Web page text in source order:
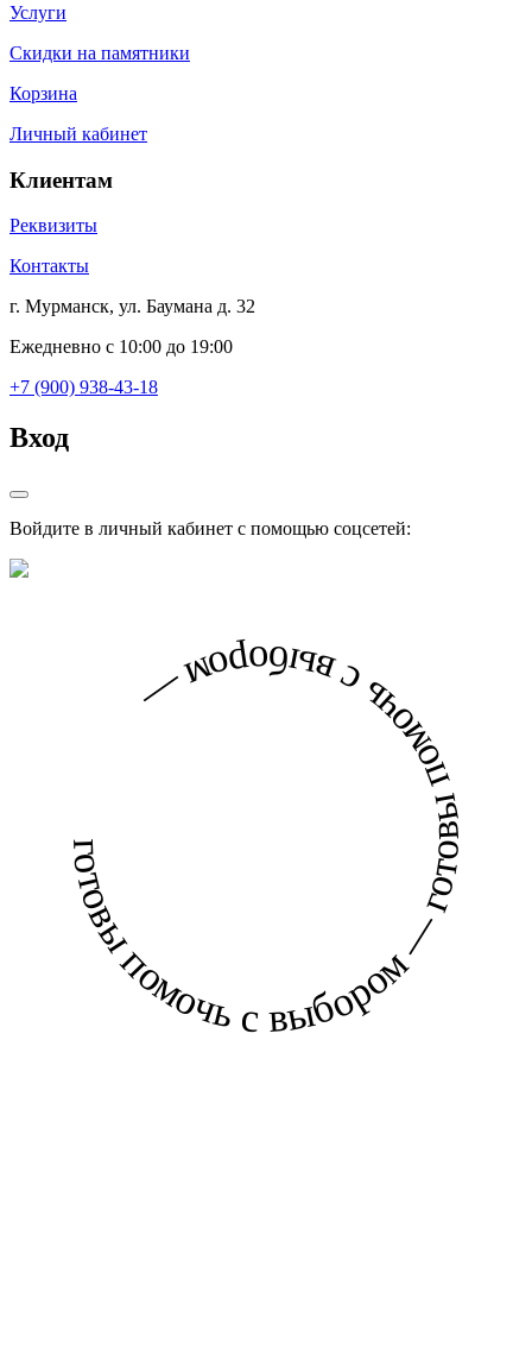
Услуги
Скидки на памятники
Корзина
Личный кабинет
Клиентам
Реквизиты
Контакты
г. Мурманск, ул. Баумана д. 32
Ежедневно с 10:00 до 19:00
+7 (900) 938-43-18
Вход
Войдите в личный кабинет с помощью соцсетей:
готовы помочь с выбором — готовы помочь с выбором —